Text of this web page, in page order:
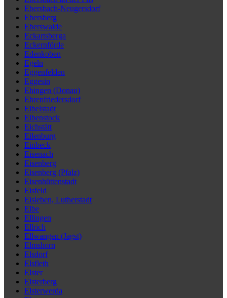
Ebersbach-Neugersdorf
Ebersberg
Eberswalde
Eckartsberga
Eckernförde
Edenkoben
Egeln
Eggenfelden
Eggesin
Ehingen (Donau)
Ehrenfriedersdorf
Eibelstadt
Eibenstock
Eichstätt
Eilenburg
Einbeck
Eisenach
Eisenberg
Eisenberg (Pfalz)
Eisenhüttenstadt
Eisfeld
Eisleben, Lutherstadt
Elbe
Ellingen
Ellrich
Ellwangen (Jagst)
Elmshorn
Elsdorf
Elsfleth
Elster
Elsterberg
Elsterwerda